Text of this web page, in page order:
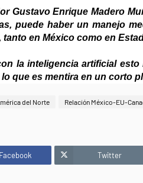
Gustavo Enrique Madero
puede haber un manejo
tanto en México como en
la inteligencia artificial
que es mentira en un corto
del Norte Relación México-EU-
Facebook Twitter